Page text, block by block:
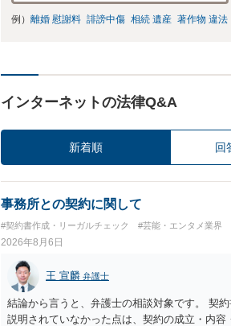
例） 離婚 慰謝料 誹謗中傷 相続 遺産 著作物 違法
インターネットの法律Q&A
新着順 回
事務所との契約に関して
#契約書作成・リーガルチェック #芸能・エンタメ業界
2026年8月6日
王 宣麟 弁護士
結論から言うと、弁護士の相談対象です。 契
説明されていなかった点は、契約の成立・内